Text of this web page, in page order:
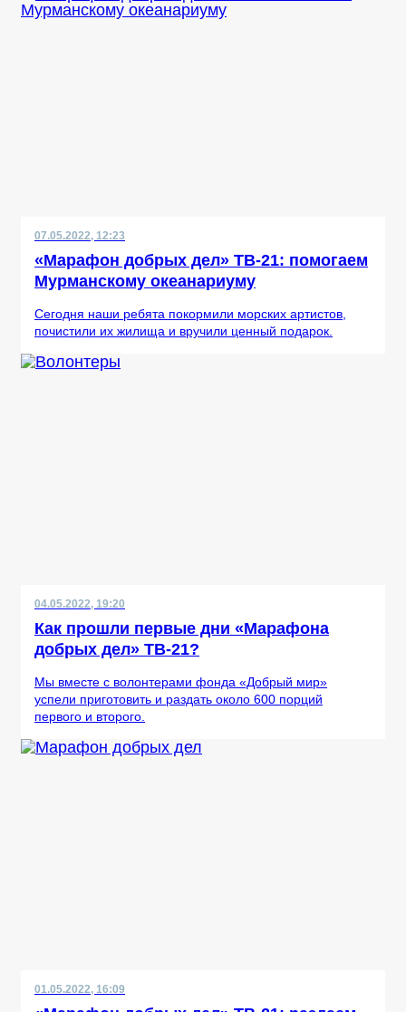
07.05.2022, 12:23
«Марафон добрых дел» ТВ-21: помогаем
Мурманскому океанариуму
Сегодня наши ребята покормили морских артистов,
почистили их жилища и вручили ценный подарок.
04.05.2022, 19:20
Как прошли первые дни «Марафона
добрых дел» ТВ-21?
Мы вместе с волонтерами фонда «Добрый мир»
успели приготовить и раздать около 600 порций
первого и второго.
01.05.2022, 16:09